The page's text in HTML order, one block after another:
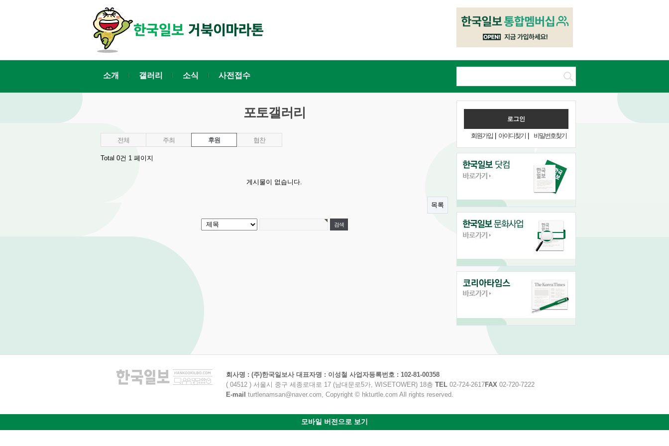
소개 갤러리 소식 사전접수
회원가입| 아이디찾기 비밀번호찾기
포토갤러리
전체 주최 후원 협찬
Total 0건 1 페이지
게시물이 없습니다.
목록
회사명 : (주)한국일보사 대표자명 : 이성철 사업자등록번호 : 102-81-00358
( 04512 ) 서울시 중구 세종로대로 17 (남대문로5가, WISETOWER) 18층 TEL 02-724-2617FAX 02-720-7222
E-mail turtlenamsan@naver.com, Copyright © hkturtle.com All rights reserved.
모바일 버전으로 보기